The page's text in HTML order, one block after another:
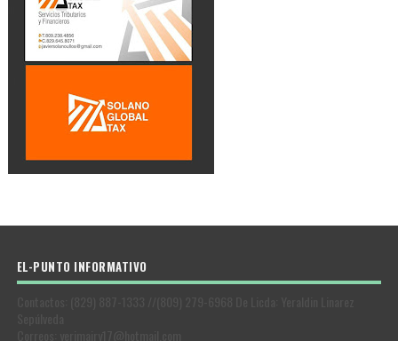
EL-PUNTO INFORMATIVO